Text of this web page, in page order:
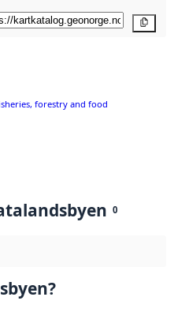
forestry and food
0